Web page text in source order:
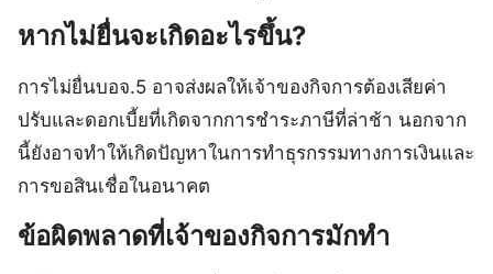
หากไม่ยื่นจะเกิดอะไรขึ้น?
การไม่ยื่นบอจ.5 อาจส่งผลให้เจ้าของกิจการต้องเสียค่า
ปรับและดอกเบี้ยที่เกิดจากการชำระภาษีที่ล่าช้า นอกจาก
นี้ยังอาจทำให้เกิดปัญหาในการทำธุรกรรมทางการเงินและ
การขอสินเชื่อในอนาคต
ข้อผิดพลาดที่เจ้าของกิจการมักทำ